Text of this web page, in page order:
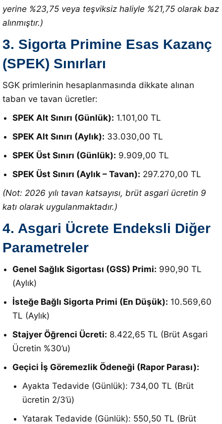
yerine %23,75 veya teşviksiz haliyle %21,75 olarak baz
alınmıştır.)
3. Sigorta Primine Esas Kazanç
(SPEK) Sınırları
SGK primlerinin hesaplanmasında dikkate alınan
taban ve tavan ücretler:
SPEK Alt Sınırı (Günlük): 1.101,00 TL
SPEK Alt Sınırı (Aylık): 33.030,00 TL
SPEK Üst Sınırı (Günlük): 9.909,00 TL
SPEK Üst Sınırı (Aylık – Tavan): 297.270,00 TL
(Not: 2026 yılı tavan katsayısı, brüt asgari ücretin 9
katı olarak uygulanmaktadır.)
4. Asgari Ücrete Endeksli Diğer
Parametreler
Genel Sağlık Sigortası (GSS) Primi: 990,90 TL
(Aylık)
İsteğe Bağlı Sigorta Primi (En Düşük): 10.569,60
TL (Aylık)
Stajyer Öğrenci Ücreti: 8.422,65 TL (Brüt Asgari
Ücretin %30’u)
Geçici İş Göremezlik Ödeneği (Rapor Parası):
Ayakta Tedavide (Günlük): 734,00 TL (Brüt
ücretin 2/3’ü)
Yatarak Tedavide (Günlük): 550,50 TL (Brüt